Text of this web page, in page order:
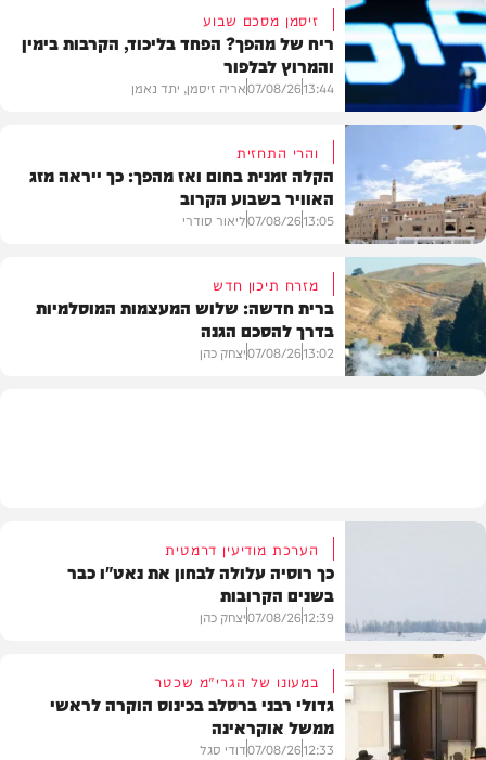
פוליטי
זיסמן מסכם שבוע
ריח של מהפך? הפחד בליכוד, הקרבות בימין
והמרוץ לבלפור
13:44
07/08/26אריה זיסמן, יתד נאמן
מזג האוויר
והרי התחזית
הקלה זמנית בחום ואז מהפך: כך ייראה מזג
האוויר בשבוע הקרוב
13:05
07/08/26ליאור סודרי
מזרח תיכון חדש
ברית חדשה: שלוש המעצמות המוסלמיות
בדרך להסכם הגנה
13:02
07/08/26יצחק כהן
הערכת מודיעין דרמטית
כך רוסיה עלולה לבחון את נאט"ו כבר
בשנים הקרובות
12:39
07/08/26יצחק כהן
במעונו של הגרי"מ שכטר
גדולי רבני ברסלב בכינוס הוקרה לראשי
ממשל אוקראינה
12:33
07/08/26דודי סגל